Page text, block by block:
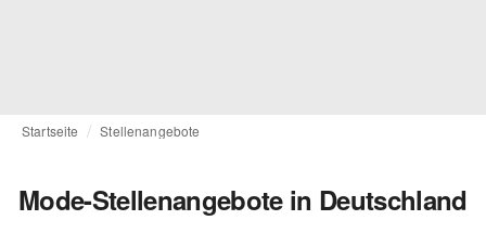
Startseite Stellenangebote
Mode-Stellenangebote in Deutschland